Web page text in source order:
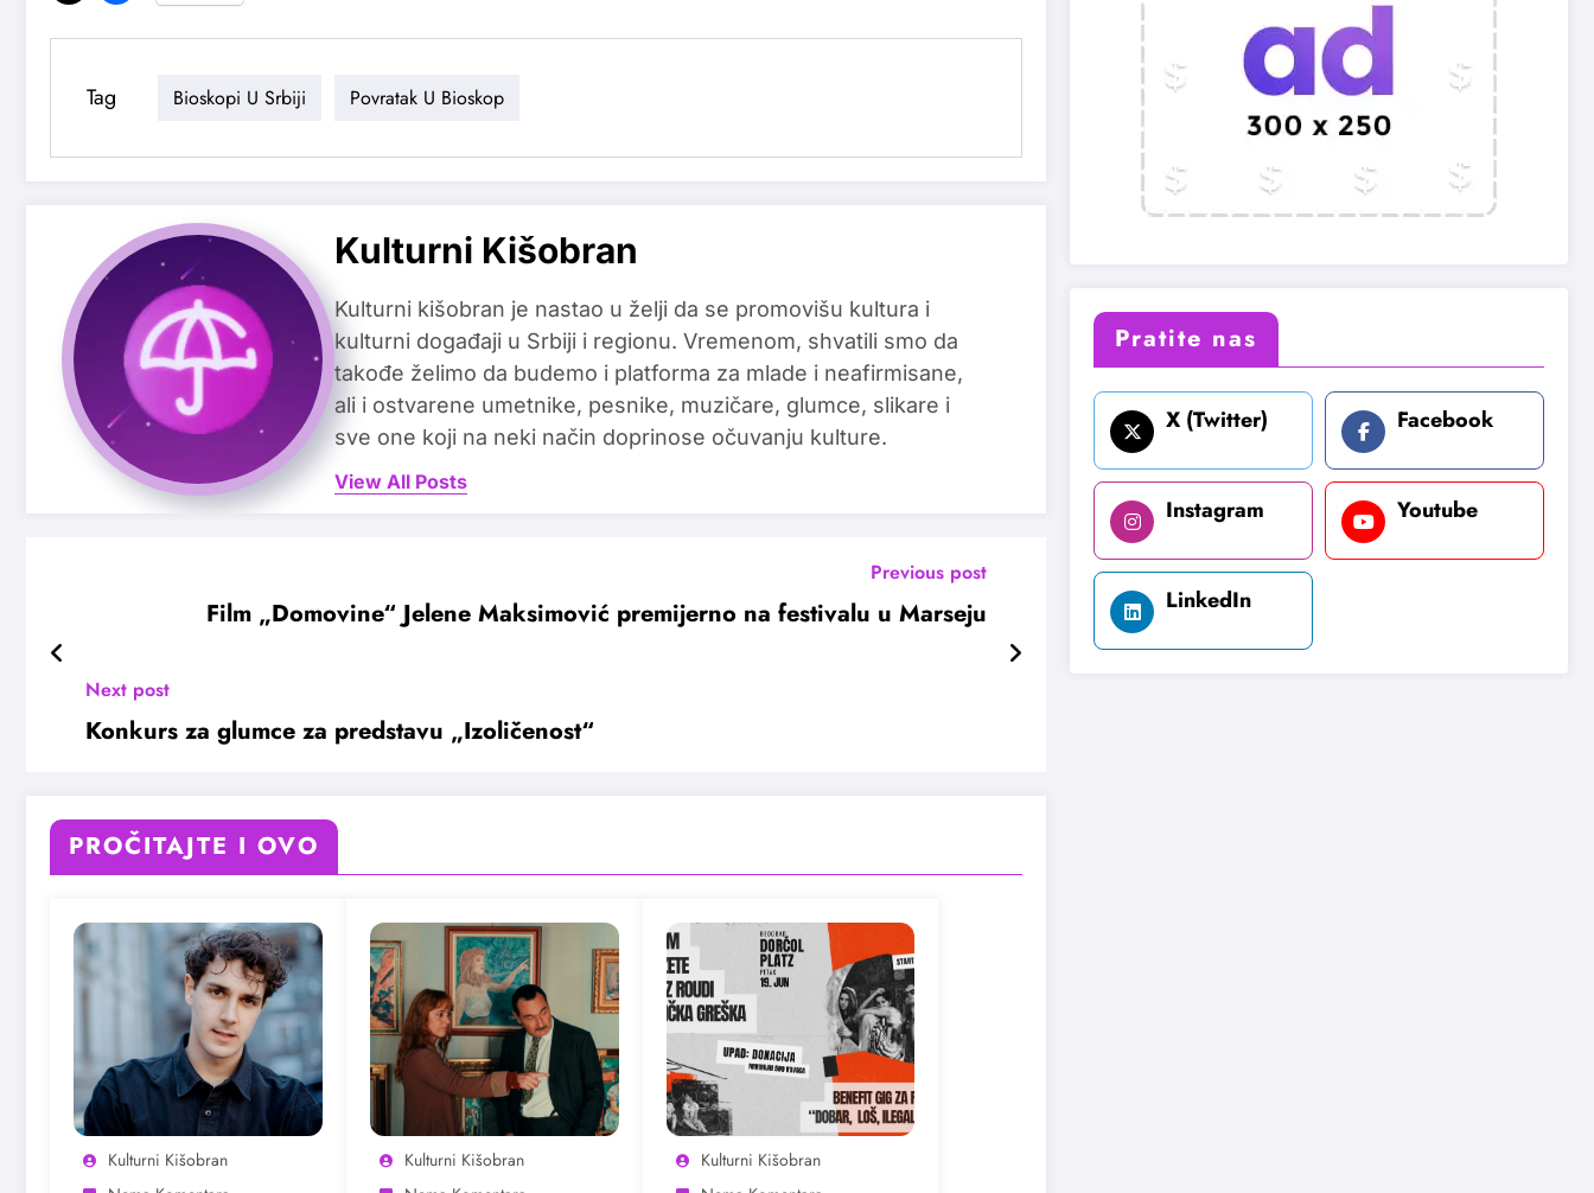
Tag Bioskopi U Srbiji Povratak U Bioskop
Kulturni Kišobran
Kulturni kišobran je nastao u želji da se promovišu kultura i
kulturni događaji u Srbiji i regionu. Vremenom, shvatili smo da
takođe želimo da budemo i platforma za mlade i neafirmisane,
ali i ostvarene umetnike, pesnike, muzičare, glumce, slikare i
sve one koji na neki način doprinose očuvanju kulture.
View All Posts
Previous post
Film „Domovine“ Jelene Maksimović premijerno na festivalu u Marseju
Next post
Konkurs za glumce za predstavu „Izoličenost“
PROČITAJTE I OVO
Kulturni Kišobran Kulturni Kišobran Kulturni Kišobran
Pratite nas
X (Twitter) Facebook
Instagram Youtube
LinkedIn